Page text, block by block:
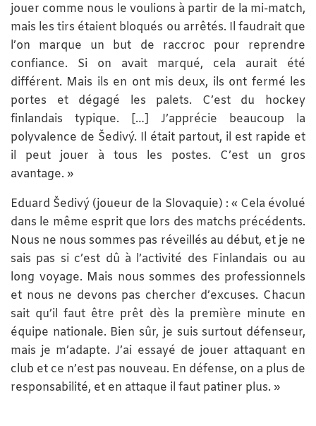
jouer comme nous le voulions à partir de la mi-match,
mais les tirs étaient bloqués ou arrêtés. Il faudrait que
l’on marque un but de raccroc pour reprendre
confiance. Si on avait marqué, cela aurait été
différent. Mais ils en ont mis deux, ils ont fermé les
portes et dégagé les palets. C’est du hockey
finlandais typique. […] J’apprécie beaucoup la
polyvalence de Šedivý. Il était partout, il est rapide et
il peut jouer à tous les postes. C’est un gros
avantage. »
Eduard Šedivý (joueur de la Slovaquie) : « Cela évolué
dans le même esprit que lors des matchs précédents.
Nous ne nous sommes pas réveillés au début, et je ne
sais pas si c’est dû à l’activité des Finlandais ou au
long voyage. Mais nous sommes des professionnels
et nous ne devons pas chercher d’excuses. Chacun
sait qu’il faut être prêt dès la première minute en
équipe nationale. Bien sûr, je suis surtout défenseur,
mais je m’adapte. J’ai essayé de jouer attaquant en
club et ce n’est pas nouveau. En défense, on a plus de
responsabilité, et en attaque il faut patiner plus. »